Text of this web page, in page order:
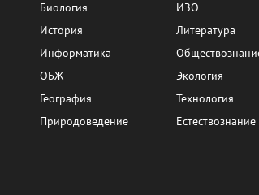
Биология
История
Информатика
ОБЖ
География
Природоведение
ИЗО
Литература
Экология
Технология
Естествознание